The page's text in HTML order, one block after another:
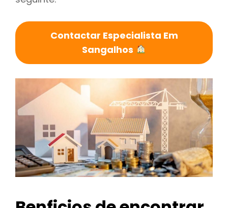
Contactar Especialista Em
Sangalhos